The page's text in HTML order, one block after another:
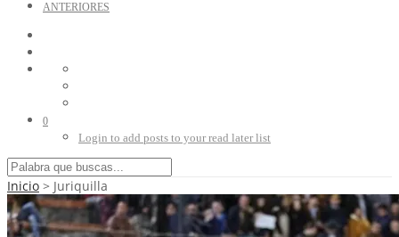
ANTERIORES
0
Login to add posts to your read later list
Inicio > Juriquilla